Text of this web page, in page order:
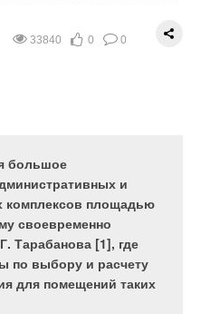
33840 0 0
большое
и
комплексов площадью
своевременно
Тарабанова [1], где
по выбору и расчету
для помещений таких
подписку
котлов во всем мире
котлы